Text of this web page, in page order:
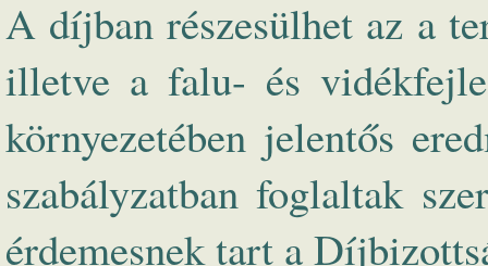
A díjban részesülhet az a
illetve a falu- és
környezetében jelentős
szabályzatban foglaltak
érdemesnek tart a